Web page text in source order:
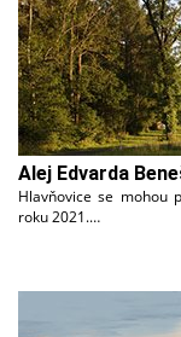
Alej Edvarda
Hlavňovice se mohou
roku 2021.…